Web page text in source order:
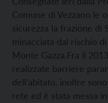
Comune di Vezzano le
sicurezza la frazione di
minacciata dal rischio
Monte Gazza.Fra il
realizzate barriere
dell’abitato, inoltre
rete ed è stata messa